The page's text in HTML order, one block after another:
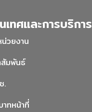
เทศและการบริการ
วยงาน
สัมพันธ์
.
ทหน้าที่